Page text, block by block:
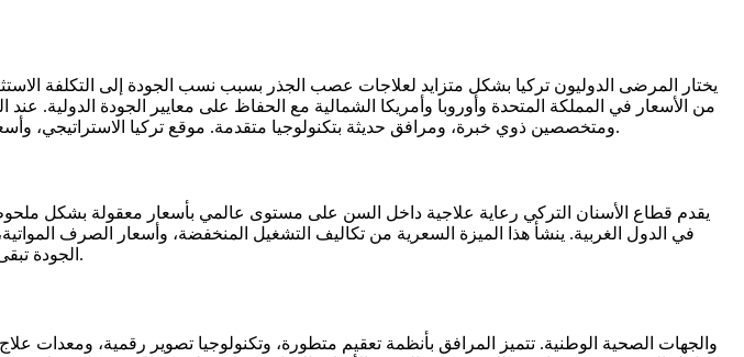
من الأسعار في المملكة المتحدة وأوروبا وأمريكا الشمالية مع الحفاظ على معايير الجودة
ومتخصصين ذوي خبرة، ومرافق حديثة بتكنولوجيا متقدمة. موقع تركيا الاستراتيجي، وأسعار الصرف التنافسية، ودعم الحكومة للسياحة الطبية يخلق ظروفًا مثالية للرعاية السنية بأسعار معقولة.
في الدول الغربية. ينشأ هذا الميزة السعرية من تكاليف التشغيل المنخفضة، وأسعار الصرف
الجودة تبقى غير متضررة، مع استخدام العيادات مواد ممتازة واتباع بروتوكولات دولية لضمان نتائج فائقة لكل مريض.